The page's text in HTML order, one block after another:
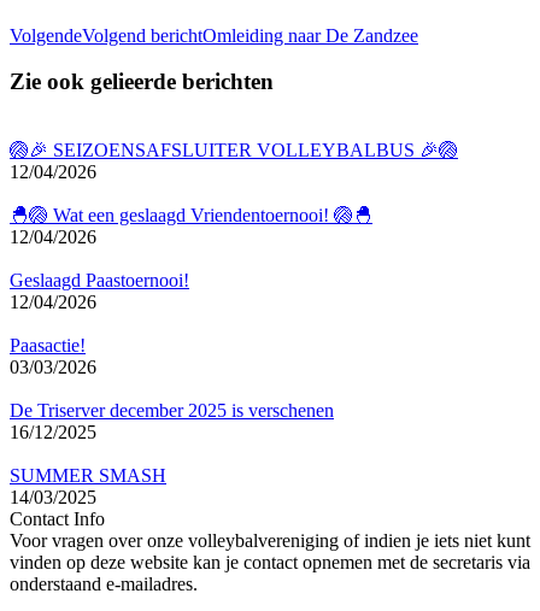
VolgendeVolgend berichtOmleiding naar De Zandzee
Zie ook gelieerde berichten
🏐🎉 SEIZOENSAFSLUITER VOLLEYBALBUS 🎉🏐
12/04/2026
🐣🏐 Wat een geslaagd Vriendentoernooi! 🏐🐣
12/04/2026
Geslaagd Paastoernooi!
12/04/2026
Paasactie!
03/03/2026
De Triserver december 2025 is verschenen
16/12/2025
SUMMER SMASH
14/03/2025
Contact Info
Voor vragen over onze volleybalvereniging of indien je iets niet kunt
vinden op deze website kan je contact opnemen met de secretaris via
onderstaand e-mailadres.